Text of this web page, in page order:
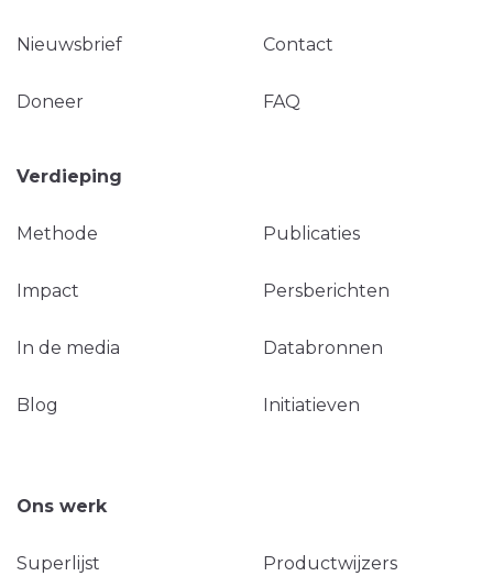
Nieuwsbrief Contact
Doneer FAQ
Verdieping
Methode Publicaties
Impact Persberichten
In de media Databronnen
Blog Initiatieven
Ons werk
Superlijst Productwijzers